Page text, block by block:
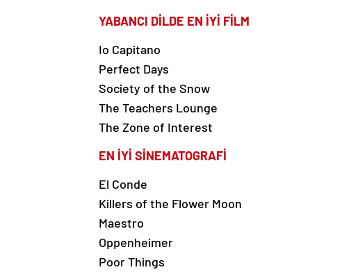
YABANCI DİLDE EN İYİ FİLM
Io Capitano
Perfect Days
Society of the Snow
The Teachers Lounge
The Zone of Interest
EN İYİ SİNEMATOGRAFİ
El Conde
Killers of the Flower Moon
Maestro
Oppenheimer
Poor Things